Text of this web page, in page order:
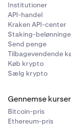
Der er ingen
Cash (BCH),
Institutioner
API-handel
Kraken API-center
Staking-
Send penge
Tilbagevendende
Køb krypto
Sælg krypto
Gennemse kurser
Bitcoin-pris
Ethereum-pris